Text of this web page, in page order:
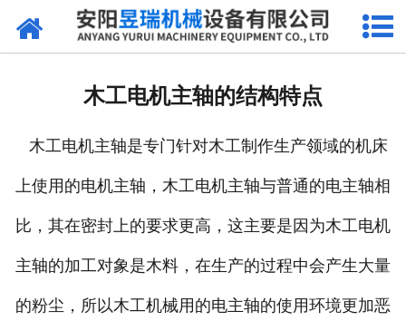
网站首页
联系我们
木工电机主轴的结构特点
木工电机主轴是专门针对木工制作生产领域的机床
上使用的电机主轴，木工电机主轴与普通的电主轴相
比，其在密封上的要求更高，这主要是因为木工电机
主轴的加工对象是木料，在生产的过程中会产生大量
的粉尘，所以木工机械用的电主轴的使用环境更加恶